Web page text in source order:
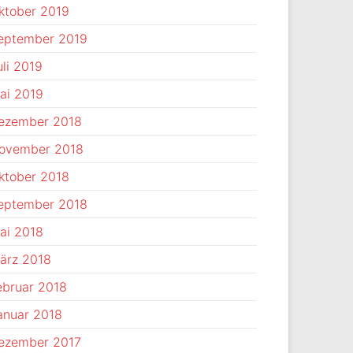
2019
2019
2019
2019
2018
2018
2018
2018
2018
2018
2018
2018
2017